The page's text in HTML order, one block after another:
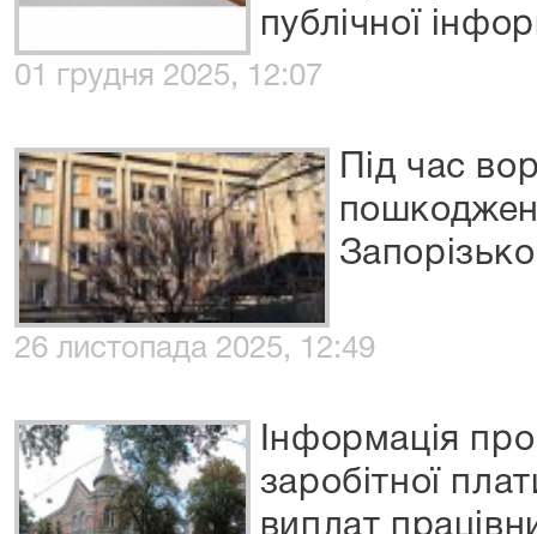
публічної
01 грудня 2025, 12:07
Під час
26 листопада 2025, 12:49
Інформація
заробітної
виплат